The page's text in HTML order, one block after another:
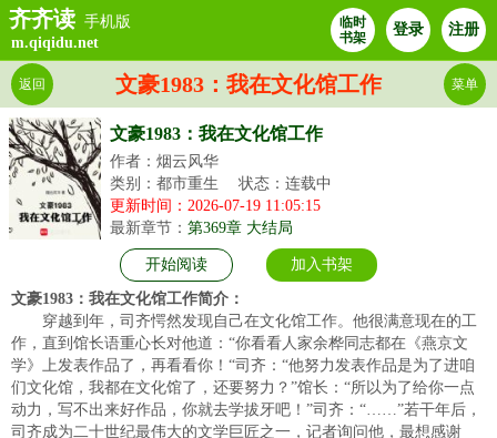
齐齐读 手机版
m.qiqidu.net
临时
书架
登录 注册
文豪1983：我在文化馆工作
返回 菜单
文豪1983：我在文化馆工作
作者：烟云风华
类别：都市重生
状态：连载中
更新时间：2026-07-19 11:05:15
最新章节： 第369章 大结局
开始阅读 加入书架
文豪1983：我在文化馆工作简介：
穿越到年，司齐愕然发现自己在文化馆工作。他很满意现在的工
作，直到馆长语重心长对他道：“你看看人家余桦同志都在《燕京文
学》上发表作品了，再看看你！“司齐：“他努力发表作品是为了进咱
们文化馆，我都在文化馆了，还要努力？”馆长：“所以为了给你一点
动力，写不出来好作品，你就去学拔牙吧！”司齐：“……”若干年后，
司齐成为二十世纪最伟大的文学巨匠之一，记者询问他，最想感谢